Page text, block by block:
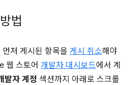
법
저 게시된 항목을 게시 취소해야
웹 스토어 개발자 대시보드에서 계
발자 계정 섹션까지 아래로 스크롤